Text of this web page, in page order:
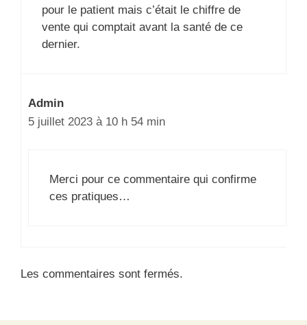
pour le patient mais c’était le chiffre de
vente qui comptait avant la santé de ce
dernier.
Admin
5 juillet 2023 à 10 h 54 min
Merci pour ce commentaire qui confirme
ces pratiques…
Les commentaires sont fermés.